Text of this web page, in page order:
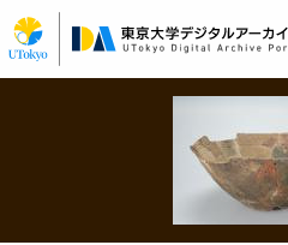
イ
ン
コ